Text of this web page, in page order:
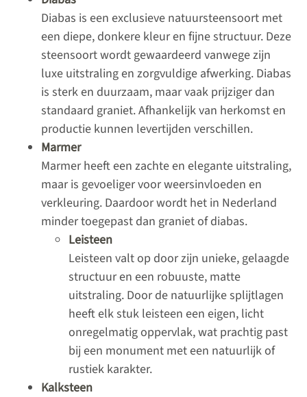
Diabas is een exclusieve natuursteensoort met
een diepe, donkere kleur en fijne structuur. Deze
steensoort wordt gewaardeerd vanwege zijn
luxe uitstraling en zorgvuldige afwerking. Diabas
is sterk en duurzaam, maar vaak prijziger dan
standaard graniet. Afhankelijk van herkomst en
productie kunnen levertijden verschillen.
Marmer
Marmer heeft een zachte en elegante uitstraling,
maar is gevoeliger voor weersinvloeden en
verkleuring. Daardoor wordt het in Nederland
minder toegepast dan graniet of diabas.
Leisteen
Leisteen valt op door zijn unieke, gelaagde
structuur en een robuuste, matte
uitstraling. Door de natuurlijke splijtlagen
heeft elk stuk leisteen een eigen, licht
onregelmatig oppervlak, wat prachtig past
bij een monument met een natuurlijk of
rustiek karakter.
Kalksteen